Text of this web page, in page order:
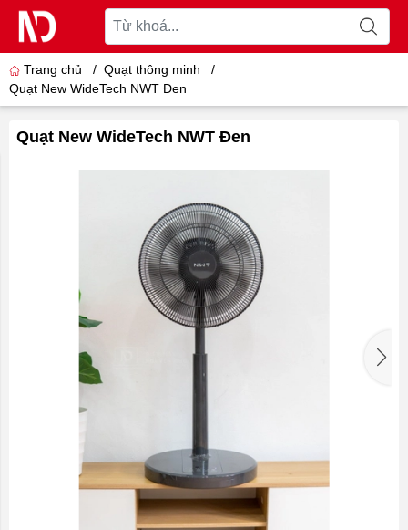
Trang chủ / Quạt thông minh
/
Quạt New WideTech NWT Đen
Quạt New WideTech NWT Đen